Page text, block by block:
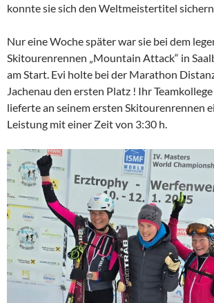
konnte sie sich den Weltmeistertitel
Nur eine Woche später war sie bei dem
Skitourenrennen „Mountain Attack“ in
am Start. Evi holte bei der Marathon
Jachenau den ersten Platz ! Ihr
lieferte an seinem ersten Skitourenrennen
Leistung mit einer Zeit von 3:30 h.